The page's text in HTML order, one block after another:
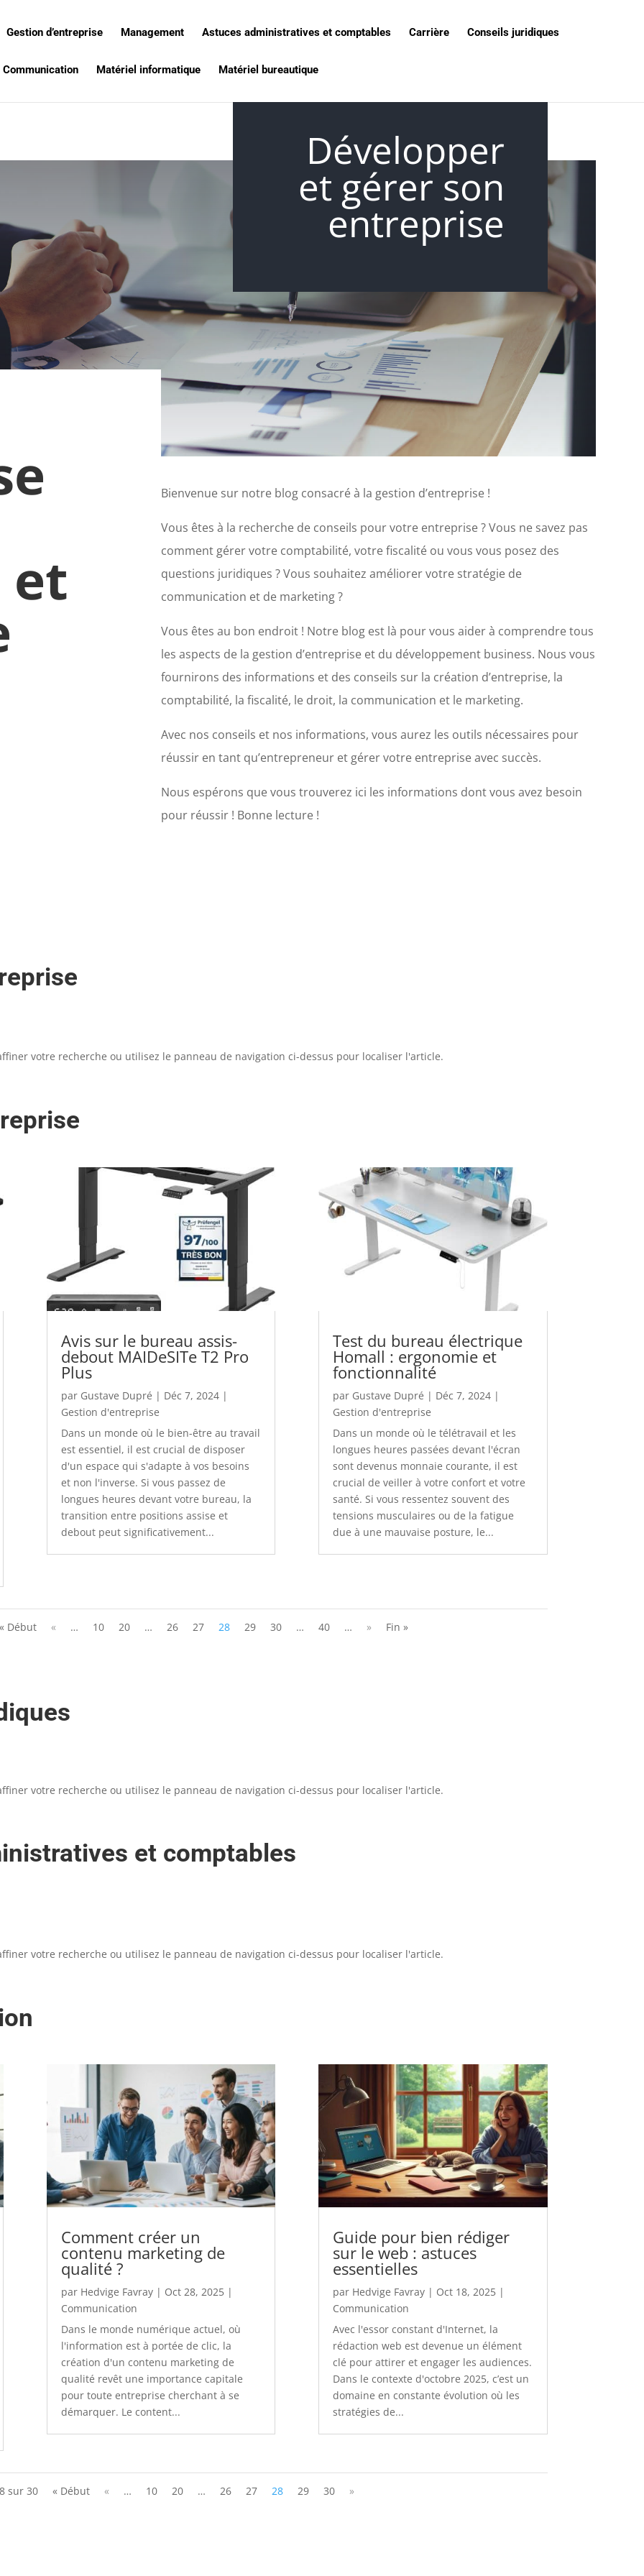
Gestion d’entreprise Management Astuces administratives et comptables Carrière Conseils juridiques
Communication Matériel informatique Matériel bureautique
Développer
et gérer son
entreprise
et
Bienvenue sur notre blog consacré à la gestion d’entreprise !
Vous êtes à la recherche de conseils pour votre entreprise ? Vous ne savez pas
comment gérer votre comptabilité, votre fiscalité ou vous vous posez des
questions juridiques ? Vous souhaitez améliorer votre stratégie de
communication et de marketing ?
Vous êtes au bon endroit ! Notre blog est là pour vous aider à comprendre tous
les aspects de la gestion d’entreprise et du développement business. Nous vous
fournirons des informations et des conseils sur la création d’entreprise, la
comptabilité, la fiscalité, le droit, la communication et le marketing.
Avec nos conseils et nos informations, vous aurez les outils nécessaires pour
réussir en tant qu’entrepreneur et gérer votre entreprise avec succès.
Nous espérons que vous trouverez ici les informations dont vous avez besoin
pour réussir ! Bonne lecture !
votre recherche ou utilisez le panneau de navigation ci-dessus pour localiser l'article.
Avis sur le bureau assis-
debout MAIDeSITe T2 Pro
Plus
par Gustave Dupré | Déc 7, 2024|
Gestion d'entreprise
Dans un monde où le bien-être au travail
est essentiel, il est crucial de disposer
d'un espace qui s'adapte à vos besoins
et non l'inverse. Si vous passez de
longues heures devant votre bureau, la
transition entre positions assise et
debout peut significativement...
Test du bureau électrique
Homall : ergonomie et
fonctionnalité
par Gustave Dupré | Déc 7, 2024|
Gestion d'entreprise
Dans un monde où le télétravail et les
longues heures passées devant l'écran
sont devenus monnaie courante, il est
crucial de veiller à votre confort et votre
santé. Si vous ressentez souvent des
tensions musculaires ou de la fatigue
due à une mauvaise posture, le...
Début « … 10 20 … 26 27 28 29 30 … 40 … » Fin »
votre recherche ou utilisez le panneau de navigation ci-dessus pour localiser l'article.
et comptables
votre recherche ou utilisez le panneau de navigation ci-dessus pour localiser l'article.
Comment créer un
contenu marketing de
qualité ?
par Hedvige Favray| Oct 28, 2025|
Communication
Dans le monde numérique actuel, où
l'information est à portée de clic, la
création d'un contenu marketing de
qualité revêt une importance capitale
pour toute entreprise cherchant à se
démarquer. Le content...
Guide pour bien rédiger
sur le web : astuces
essentielles
par Hedvige Favray| Oct 18, 2025|
Communication
Avec l'essor constant d'Internet, la
rédaction web est devenue un élément
clé pour attirer et engager les audiences.
Dans le contexte d'octobre 2025, c’est un
domaine en constante évolution où les
stratégies de...
sur 30 « Début « … 10 20 … 26 27 28 29 30 »